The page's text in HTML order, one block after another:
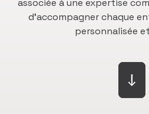
associée à une expertise
d’accompagner chaque
personnalisée